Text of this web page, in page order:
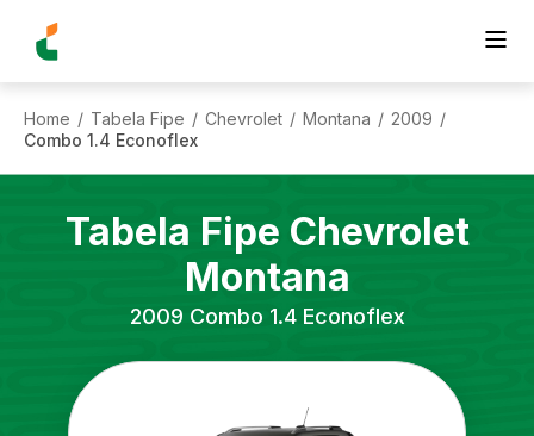
Home / Tabela Fipe / Chevrolet / Montana / 2009 /
Combo 1.4 Econoflex
Tabela Fipe Chevrolet
Montana
2009 Combo 1.4 Econoflex